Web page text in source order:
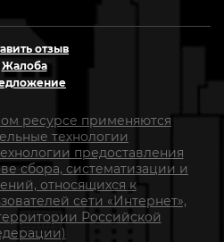
отзыв
Жалоба
ресурсе применяются
технологии
предоставления
сбора, систематизации и
относящихся к
сети «Интернет»,
Российской